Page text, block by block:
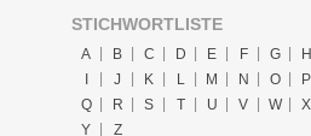
STICHWORTLISTE
A B C D E F G
H
I
J K L M N O
P
Q
R S T U V W
X
Y
Z